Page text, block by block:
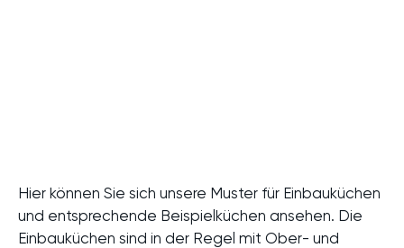
Hier können Sie sich unsere Muster für Einbauküchen
und entsprechende Beispielküchen ansehen. Die
Einbauküchen sind in der Regel mit Ober- und